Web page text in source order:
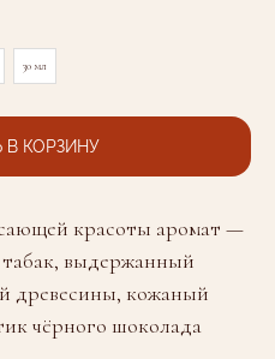
30 мл
В КОРЗИНУ
красоты аромат —
выдержанный
древесины, кожаный
чёрного шоколада